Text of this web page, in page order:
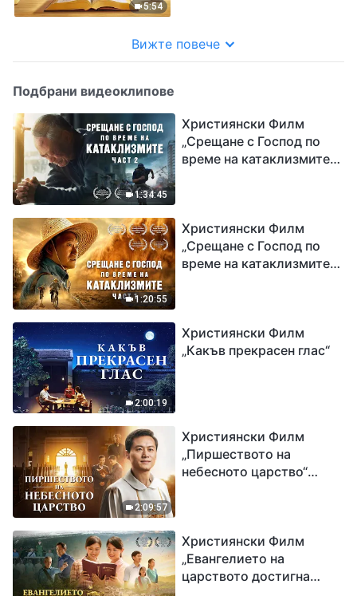
5:54
Вижте повече
Подбрани видеоклипове
1:34:45
Християнски Филм
„Срещане с Господ по
време на катаклизмите“
1:20:55
Християнски Филм
„Срещане с Господ по
време на катаклизмите“
2:00:19
Християнски Филм
„Какъв прекрасен глас“
2:09:57
Християнски Филм
„Пиршеството на
небесното царство“
Християнски Филм
„Евангелието на
царството достигна